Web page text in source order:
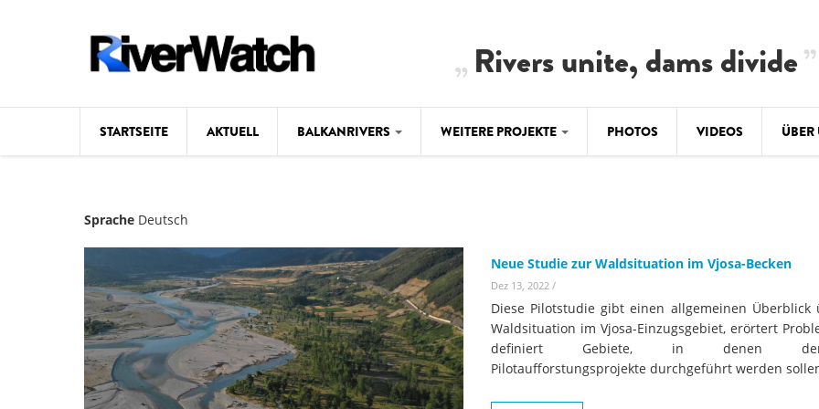
Rivers unite, dams divide
STARTSEITE AKTUELL BALKANRIVERS
Studien
Fotos
Videos
Aktuell
BALKANRIVERS
BiH:
warnt
2.500
WEITERE PROJEKTE
WEG DAMMIT
Hintergrund
Konzeptpapier
Meldebogen
#PROTECTWATER
PHOTOS VIDEOS ÜBER
Sprache Deutsch
Neue Studie zur Waldsituation im Vjosa-Becken
Dez 13, 2022 /
Diese Pilotstudie gibt einen allgemeinen Überblick
Waldsituation im Vjosa-Einzugsgebiet, erörtert
definiert Gebiete, in denen
Pilotaufforstungsprojekte durchgeführt werden